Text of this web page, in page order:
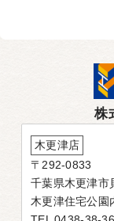
株
木更津店
〒292-0833
千葉県木更津市
木更津住宅公園